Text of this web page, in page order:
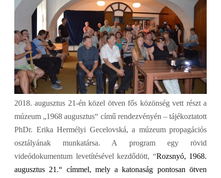
2018. augusztus 21-én közel ötven fős közönség vett részt a
múzeum „1968 augusztus“ című rendezvényén – tájékoztatott
PhDr. Erika Hermélyi Gecelovská, a múzeum propagációs
osztályának munkatársa. A program egy rövid
videódokumentum levetítésével kezdődött, “Rozsnyó, 1968.
augusztus 21.“ címmel, mely a katonaság pontosan ötven